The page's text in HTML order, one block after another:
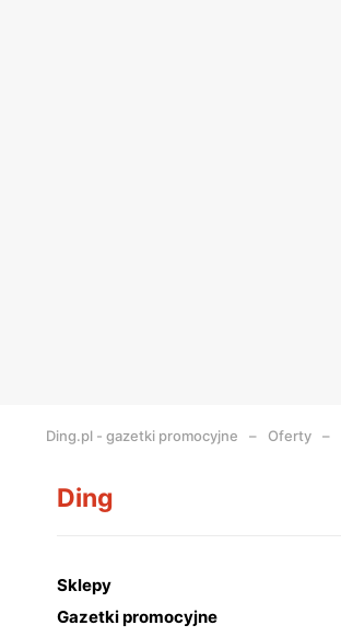
Ding.pl - gazetki promocyjne Oferty
Ding
Sklepy
Gazetki promocyjne